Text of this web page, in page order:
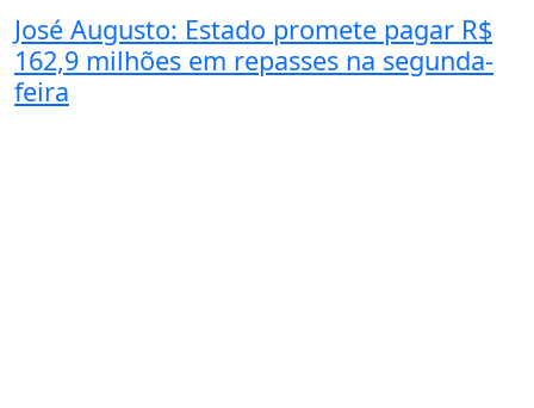
José Augusto: Estado promete pagar R$
162,9 milhões em repasses na segunda-
feira